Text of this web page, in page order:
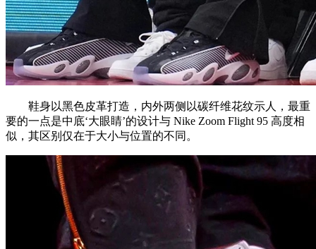
鞋身以黑色皮革打造，内外两侧以碳纤维花纹示人，最重
要的一点是中底‘大眼睛’的设计与 Nike Zoom Flight 95 高度相
似，其区别仅在于大小与位置的不同。